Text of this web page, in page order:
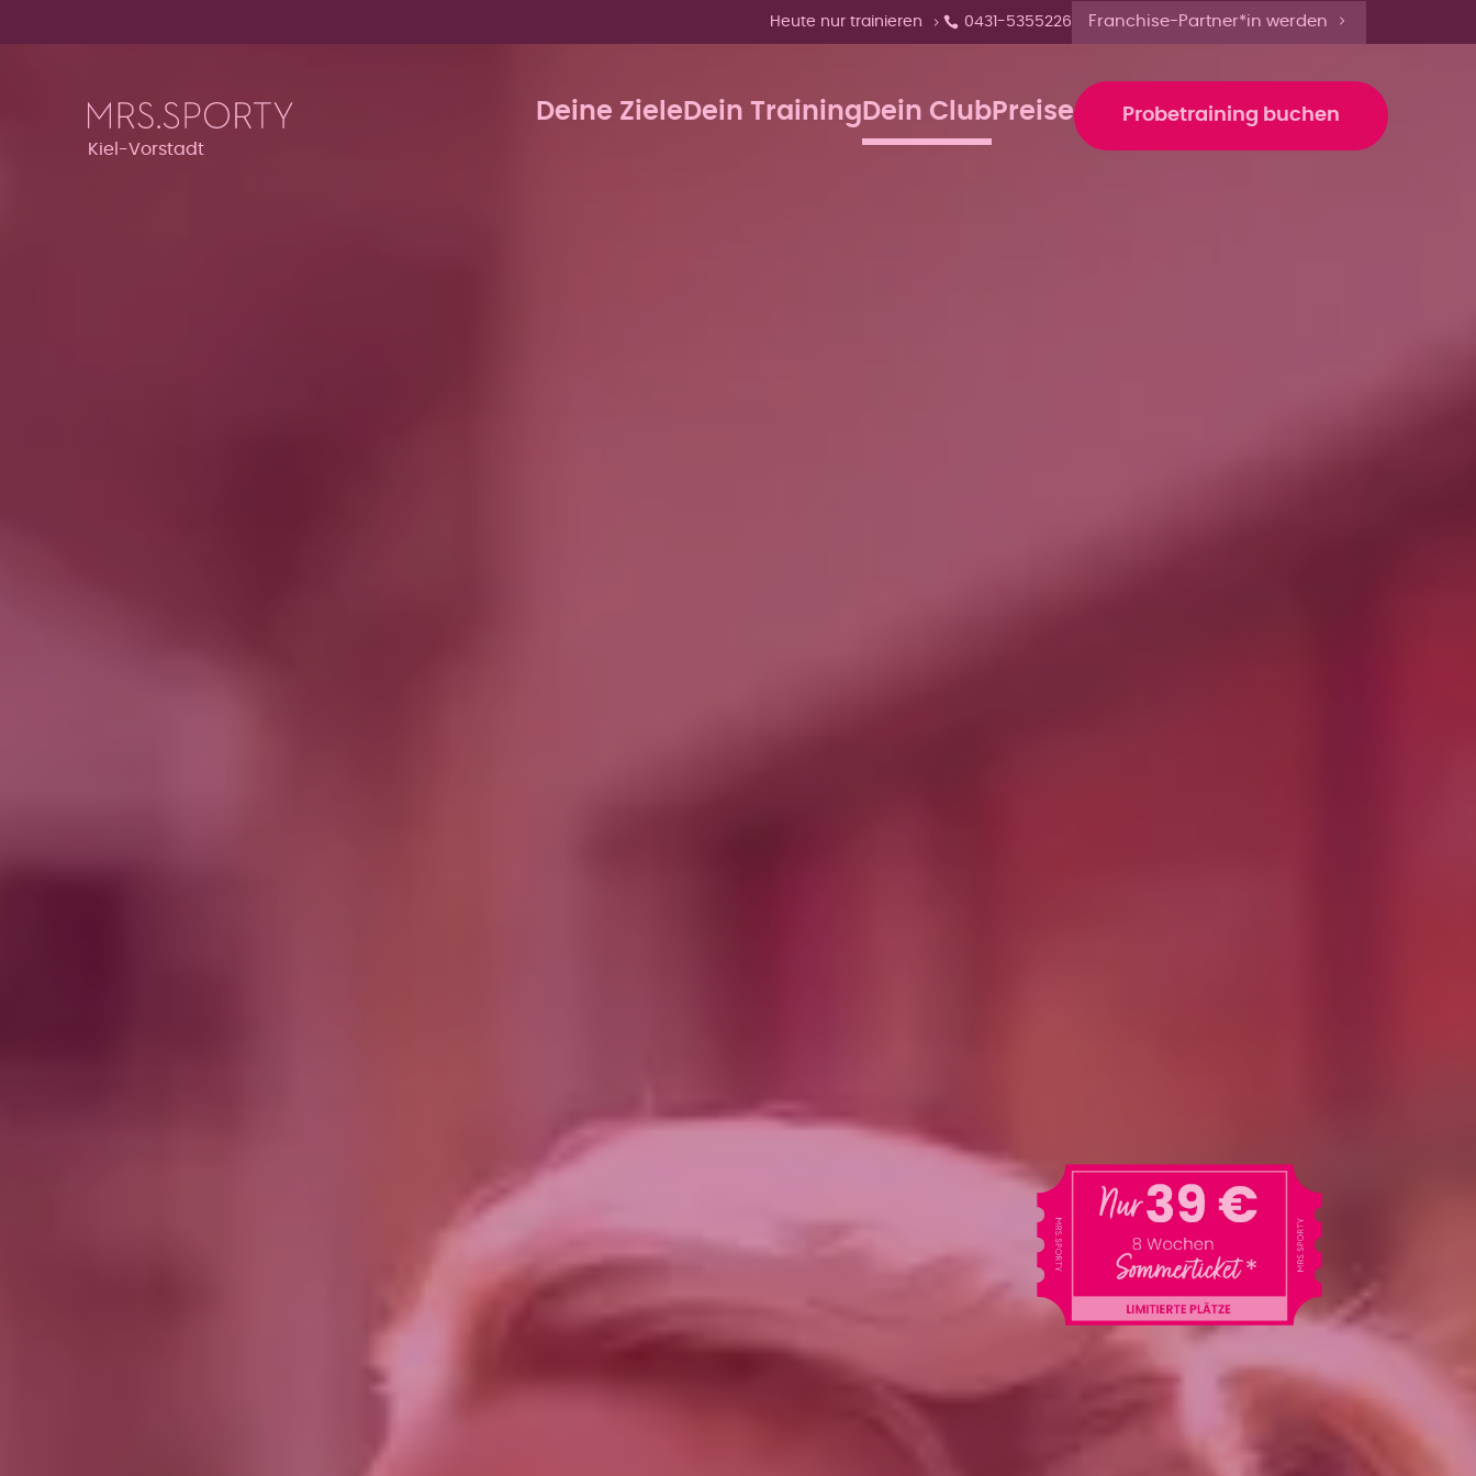
Heute nur trainieren
Zeige Menü-Unterpunkte von 'Heute nur trainieren'
0431-5355226 Franchise-Partner*in werden
Kiel-Vorstadt
Deine Ziele Dein Training Dein Club Preise Probetraining buchen